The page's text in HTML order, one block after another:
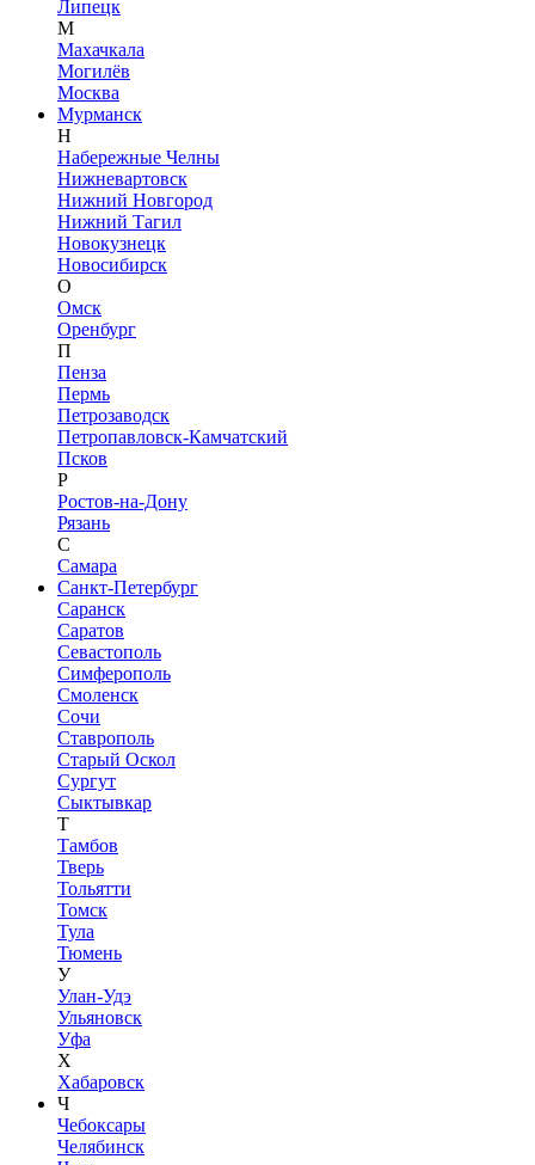
Липецк
М
Махачкала
Могилёв
Москва
Мурманск
Н
Набережные Челны
Нижневартовск
Нижний Новгород
Нижний Тагил
Новокузнецк
Новосибирск
О
Омск
Оренбург
П
Пенза
Пермь
Петрозаводск
Петропавловск-Камчатский
Псков
Р
Ростов-на-Дону
Рязань
С
Самара
Санкт-Петербург
Саранск
Саратов
Севастополь
Симферополь
Смоленск
Сочи
Ставрополь
Старый Оскол
Сургут
Сыктывкар
Т
Тамбов
Тверь
Тольятти
Томск
Тула
Тюмень
У
Улан-Удэ
Ульяновск
Уфа
Х
Хабаровск
Ч
Чебоксары
Челябинск